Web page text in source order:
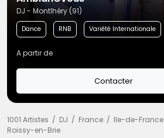
DJ - Montlhéry (91)
Dance RNB Variété Internationale
A partir de
Contacter
1001 Artistes DJ France Ile-de-France
Roissy-en-Brie